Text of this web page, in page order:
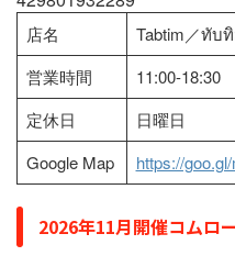
店名
Tabtim／ทับ
営業時間
11:00-18:30
定休日
日曜日
Google Map
https://
2026年11月開催コムロ